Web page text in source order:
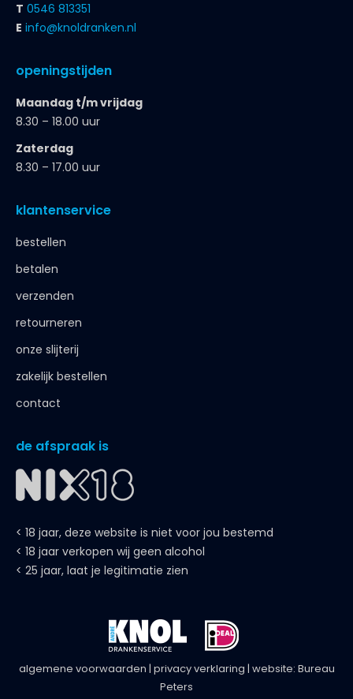
T 0546 813351
E info@knoldranken.nl
openingstijden
Maandag t/m vrijdag
8.30 – 18.00 uur
Zaterdag
8.30 – 17.00 uur
klantenservice
bestellen
betalen
verzenden
retourneren
onze slijterij
zakelijk bestellen
contact
de afspraak is
< 18 jaar, deze website is niet voor jou bestemd
< 18 jaar verkopen wij geen alcohol
< 25 jaar, laat je legitimatie zien
algemene voorwaarden | privacy verklaring | website: Bureau
Peters